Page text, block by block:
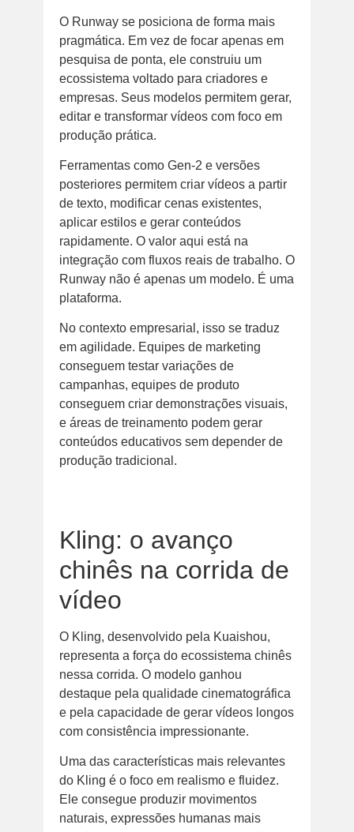
O Runway se posiciona de forma mais
pragmática. Em vez de focar apenas em
pesquisa de ponta, ele construiu um
ecossistema voltado para criadores e
empresas. Seus modelos permitem gerar,
editar e transformar vídeos com foco em
produção prática.
Ferramentas como Gen-2 e versões
posteriores permitem criar vídeos a partir
de texto, modificar cenas existentes,
aplicar estilos e gerar conteúdos
rapidamente. O valor aqui está na
integração com fluxos reais de trabalho. O
Runway não é apenas um modelo. É uma
plataforma.
No contexto empresarial, isso se traduz
em agilidade. Equipes de marketing
conseguem testar variações de
campanhas, equipes de produto
conseguem criar demonstrações visuais,
e áreas de treinamento podem gerar
conteúdos educativos sem depender de
produção tradicional.
Kling: o avanço
chinês na corrida de
vídeo
O Kling, desenvolvido pela Kuaishou,
representa a força do ecossistema chinês
nessa corrida. O modelo ganhou
destaque pela qualidade cinematográfica
e pela capacidade de gerar vídeos longos
com consistência impressionante.
Uma das características mais relevantes
do Kling é o foco em realismo e fluidez.
Ele consegue produzir movimentos
naturais, expressões humanas mais